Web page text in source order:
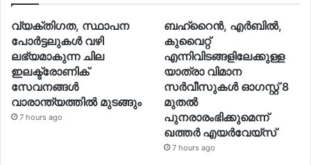
വ്യക്തിഗത, സ്ഥാപന
പോര്‍ട്ടലുകള്‍ വഴി
ലഭ്യമാകുന്ന ചില
ഇലക്ട്രോണിക്
സേവനങ്ങള്‍
വാരാന്ത്യത്തില്‍ മുടങ്ങും
7 hours ago
ബഹ്റൈന്‍, എര്‍ബില്‍,
കുവൈറ്റ്
എന്നിവിടങ്ങളിലേക്കുള്ള
യാത്രാ വിമാന
സര്‍വീസുകള്‍ ഓഗസ്റ്റ് 8
മുതല്‍
പുനരാരംഭിക്കുമെന്ന്
ഖത്തര്‍ എയര്‍വേയ്സ്
7 hours ago